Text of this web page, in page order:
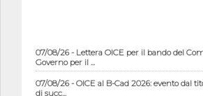
07/08/26 - Lettera OICE per il bando del
Governo per il ...
07/08/26 - OICE al B-Cad 2026: evento dal
di succ...